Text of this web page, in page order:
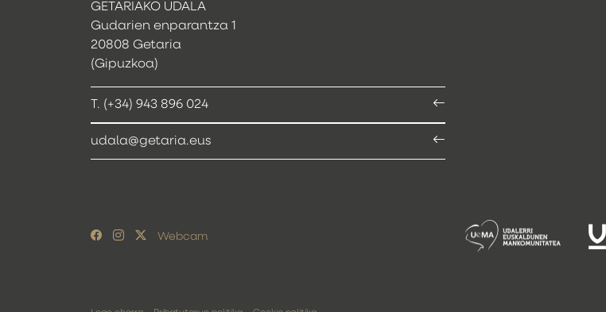
GETARIAKO UDALA
Gudarien enparantza 1
20808 Getaria
(Gipuzkoa)
T. (+34) 943 896 024
udala@getaria.eus
Webcam